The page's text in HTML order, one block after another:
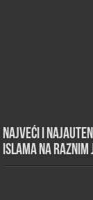
Najveći i
islama na raznim